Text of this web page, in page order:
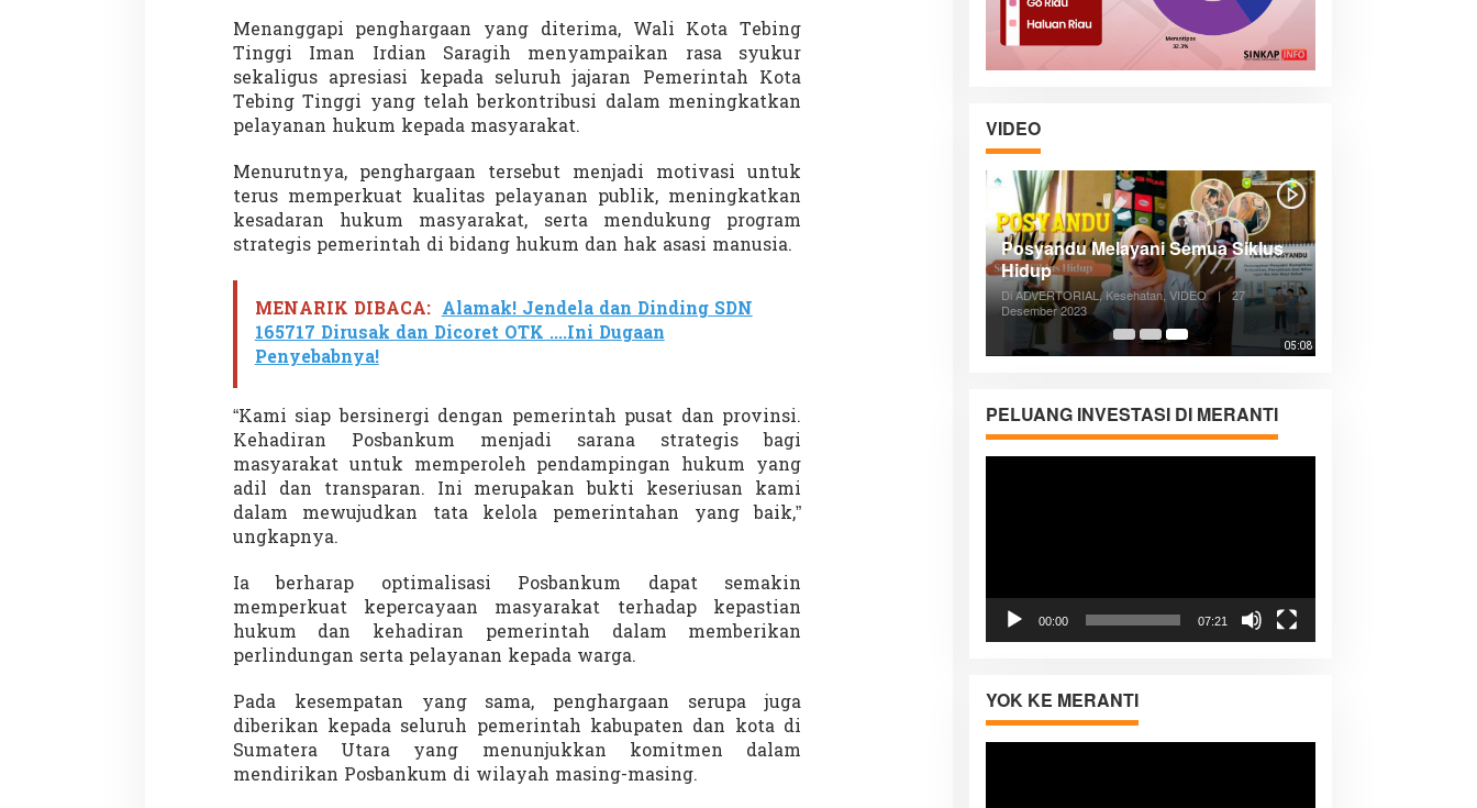
Menanggapi penghargaan yang diterima, Wali Kota Tebing
Tinggi Iman Irdian Saragih menyampaikan rasa syukur
sekaligus apresiasi kepada seluruh jajaran Pemerintah Kota
Tebing Tinggi yang telah berkontribusi dalam meningkatkan
pelayanan hukum kepada masyarakat.
Menurutnya, penghargaan tersebut menjadi motivasi untuk
terus memperkuat kualitas pelayanan publik, meningkatkan
kesadaran hukum masyarakat, serta mendukung program
strategis pemerintah di bidang hukum dan hak asasi manusia.
MENARIK DIBACA: Alamak! Jendela dan Dinding SDN
165717 Dirusak dan Dicoret OTK ....Ini Dugaan
Penyebabnya!
“Kami siap bersinergi dengan pemerintah pusat dan provinsi.
Kehadiran Posbankum menjadi sarana strategis bagi
masyarakat untuk memperoleh pendampingan hukum yang
adil dan transparan. Ini merupakan bukti keseriusan kami
dalam mewujudkan tata kelola pemerintahan yang baik,”
ungkapnya.
Ia berharap optimalisasi Posbankum dapat semakin
memperkuat kepercayaan masyarakat terhadap kepastian
hukum dan kehadiran pemerintah dalam memberikan
perlindungan serta pelayanan kepada warga.
Pada kesempatan yang sama, penghargaan serupa juga
diberikan kepada seluruh pemerintah kabupaten dan kota di
Sumatera Utara yang menunjukkan komitmen dalam
mendirikan Posbankum di wilayah masing-masing.
VIDEO
Partisipasi Pemuda dalam
Diadakan di Nanjing
Di GLOBAL, VIDEO | 18 Januari 2024
2024
05:08
Posyandu Melayani Semua Siklus
Hidup
Di ADVERTORIAL, Kesehatan, VIDEO |
27
Desember 2023
PELUANG INVESTASI DI MERANTI
00:00 07:21
YOK KE MERANTI